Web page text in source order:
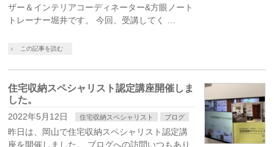
ザー＆インテリアコーディネーター&方眼ノート
トレーナー堀井です。 今回、受講してく …
この記事を読む
住宅収納スペシャリスト認定講座開催しま
した。
2022年5月12日 住宅収納スペシャリスト ブログ
昨日は、岡山で住宅収納スペシャリスト認定講
座を開催しました。 ブログへの訪問いつもあり